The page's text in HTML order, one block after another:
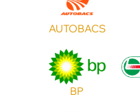
Тип масла
AUTOBACS
BP